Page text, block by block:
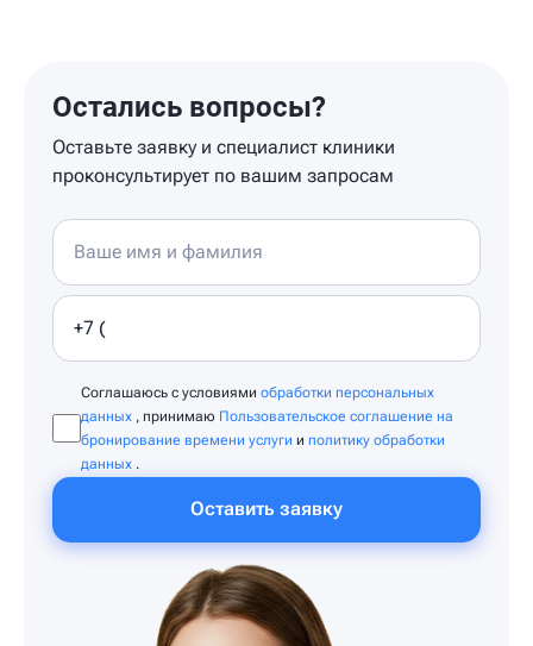
Остались вопросы?
Оставьте заявку и специалист клиники
проконсультирует по вашим запросам
Соглашаюсь с условиями обработки персональных
данных , принимаю Пользовательское соглашение на
бронирование времени услуги и политику обработки
данных .
Оставить заявку